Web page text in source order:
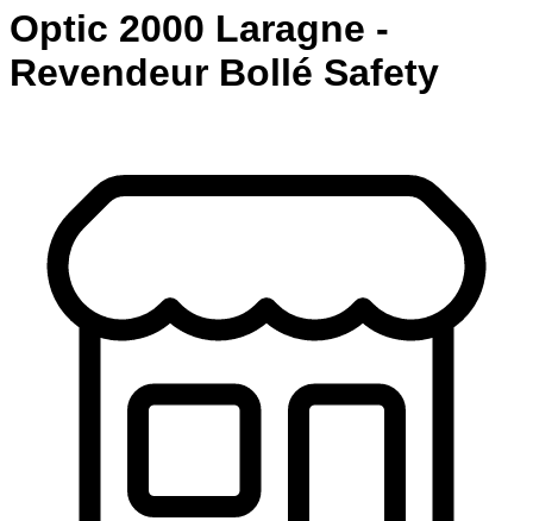
Optic 2000 Laragne -
Revendeur Bollé Safety